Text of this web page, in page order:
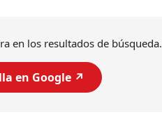
en los resultados de búsqueda.
en Google ↗️